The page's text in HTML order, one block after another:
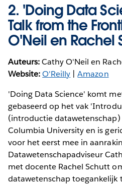
2. 'Doing Data
Talk from the
O'Neil en Rachel
Auteurs:Cathy O'Neil en
Website:O'Reilly |Amazon
'Doing Data Science' komt
gebaseerd op het vak
(introductie
Columbia University en is
voor het eerst mee in
Datawetenschapadviseur
met docente Rachel Schutt
datawetenschap toegankelijk